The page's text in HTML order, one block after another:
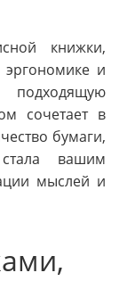
книжки,
и
подходящую
сочетает в
бумаги,
вашим
мыслей и